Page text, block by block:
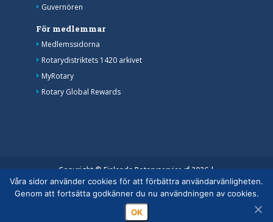
Guvernören
För medlemmar
Medlemssidorna
Rotarydistriktets 1420 arkivet
MyRotary
Rotary Global Rewards
Copyright © Finlands Rotaryservice rf 2026 |
Medelemsdatabasens datasäkerhetsanvisning|
Behandlingen av personuppgifter inom rotaryverksamheten
Våra sidor använder cookies för att förbättra användarvänligheten.
Genom att fortsätta godkänner du nu användningen av cookies.
OK